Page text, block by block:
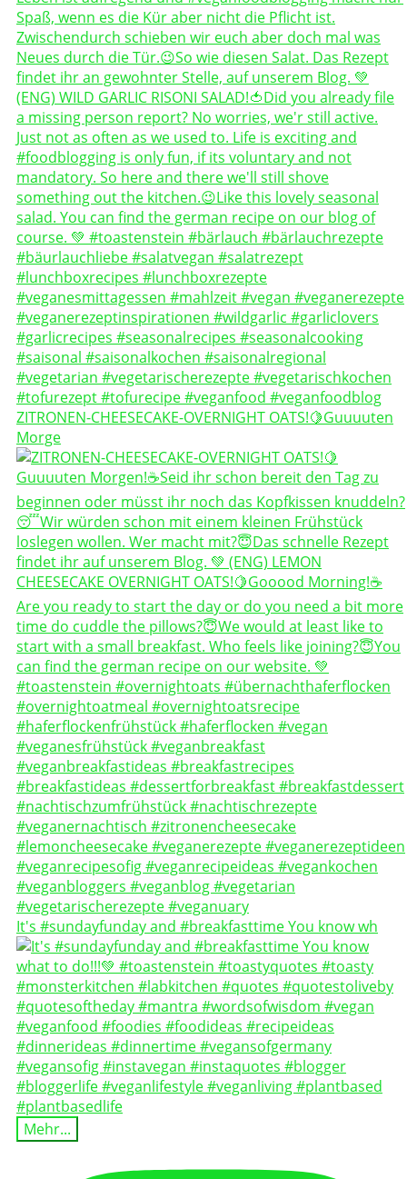
ZITRONEN-CHEESECAKE-OVERNIGHT OATS!🍋Guuuuten
Morge
It's #sundayfunday and #breakfasttime You know wh
Mehr...